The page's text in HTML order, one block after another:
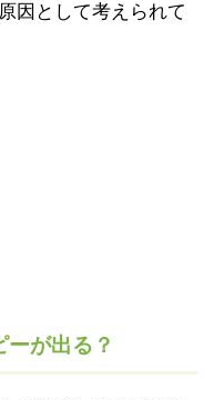
因として考えられて
ーが出る？